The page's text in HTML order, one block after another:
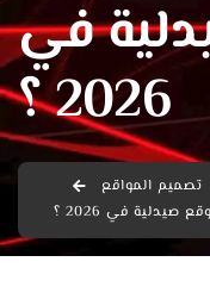
في
2026 ؟
تصميم المواقع
في 2026 ؟